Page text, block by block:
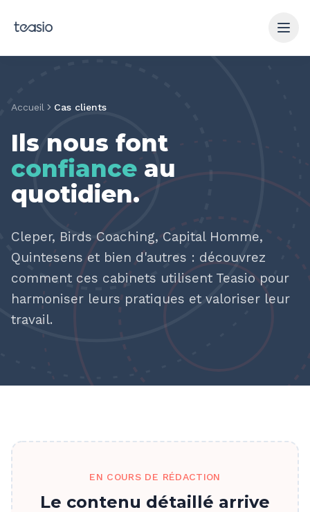
Accueil Cas clients
Ils nous font
confiance au
quotidien.
Cleper, Birds Coaching, Capital Homme,
Quintesens et bien d'autres : découvrez
comment ces cabinets utilisent Teasio pour
harmoniser leurs pratiques et valoriser leur
travail.
EN COURS DE RÉDACTION
Le contenu détaillé arrive